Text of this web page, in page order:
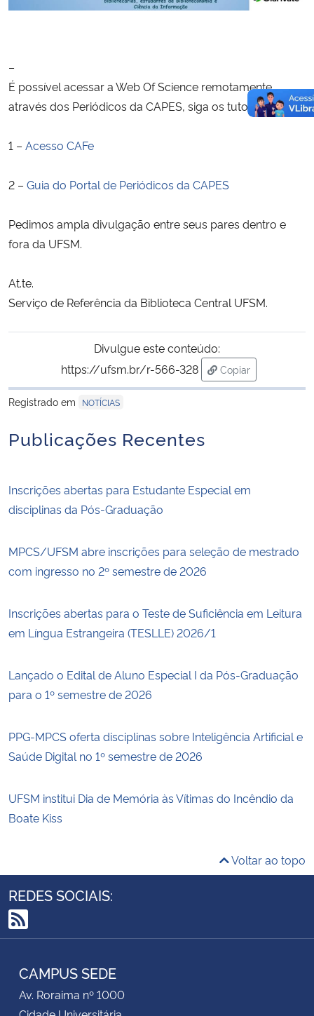
–
É possível acessar a Web Of Science remotamente
através dos Periódicos da CAPES, siga os tutoriais:
1 – Acesso CAFe
2 – Guia do Portal de Periódicos da CAPES
Pedimos ampla divulgação entre seus pares dentro e
fora da UFSM.
At.te.
Serviço de Referência da Biblioteca Central UFSM.
Divulgue este conteúdo:
https://ufsm.br/r-566-328
Copiar
para área de
Registrado em
NOTÍCIAS
Publicações Recentes
Inscrições abertas para Estudante Especial em
disciplinas da Pós-Graduação
MPCS/UFSM abre inscrições para seleção de mestrado
com ingresso no 2º semestre de 2026
Inscrições abertas para o Teste de Suficiência em Leitura
em Língua Estrangeira (TESLLE) 2026/1
Lançado o Edital de Aluno Especial I da Pós-Graduação
para o 1º semestre de 2026
PPG-MPCS oferta disciplinas sobre Inteligência Artificial e
Saúde Digital no 1º semestre de 2026
UFSM institui Dia de Memória às Vítimas do Incêndio da
Boate Kiss
Voltar ao topo
REDES SOCIAIS:
RSS
CAMPUS SEDE
Av. Roraima nº 1000